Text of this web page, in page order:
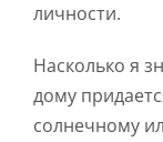
личности.
Насколько я
дому
солнечному